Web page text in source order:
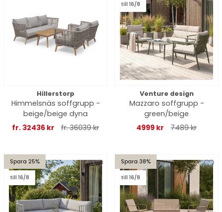
Hillerstorp
Himmelsnäs soffgrupp -
beige/beige dyna
fr. 32436 kr
fr. 36039 kr
till 16/8
Venture design
Mazzaro soffgrupp -
green/beige
4999 kr
7489 kr
Spara 25%
till 16/8
Spara 38%
till 16/8